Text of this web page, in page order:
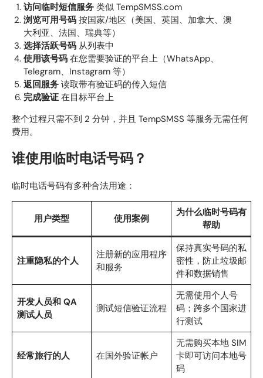
访问临时短信服务 类似 TempSMSS.com
浏览可用号码 按国家/地区（美国、英国、加拿大、澳
大利亚、法国、瑞典等）
选择活跃号码 从列表中
使用该号码 在您需要验证的平台上（WhatsApp、
Telegram、Instagram 等）
返回服务 读取带有验证码的传入短信
完成验证 在目标平台上
整个过程只需不到 2 分钟，并且 TempSMSS 等服务无需任何
费用。
谁使用临时电话号码？
临时电话号码有多种合法用途：
用户类型 使用案例
为什么临时号码有
帮助
注重隐私的个人
注册新的应用程序
和服务
保持真实号码的私
密性，防止垃圾邮
件和数据销售
开发人员和 QA
测试人员
测试短信验证流程
无需使用个人号
码；跨多个国家进
行测试
经常旅行的人 在国外验证帐户
无需购买本地 SIM
卡即可访问本地号
码